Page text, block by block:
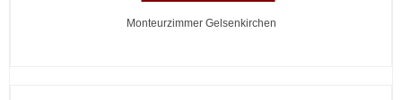
Monteurzimmer Gelsenkirchen